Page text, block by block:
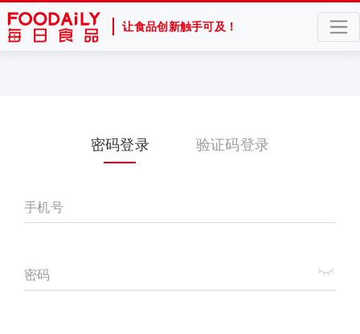
让食品创新触手可及！
密码登录 验证码登录
手机号
密码